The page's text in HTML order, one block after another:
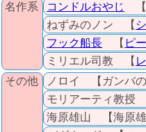
名作系
コンドルおやじ 【
ねずみのノン 【
フック船長 【 ピ
ミリエル司教 【
その他
ノロイ 【ガンバの
モリアーティ教授
海原雄山 【海原雄